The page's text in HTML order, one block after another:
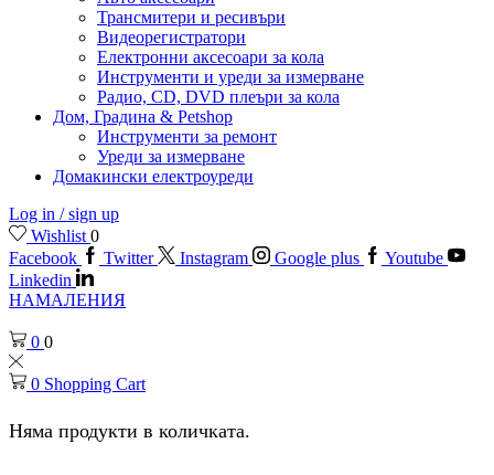
Трансмитери и ресивъри
Видеорегистратори
Електронни аксесоари за кола
Инструменти и уреди за измерване
Радио, CD, DVD плеъри за кола
Дом, Градина & Petshop
Инструменти за ремонт
Уреди за измерване
Домакински електроуреди
Log in / sign up
Wishlist 0
Facebook
Twitter Instagram Google plus
Youtube
Linkedin
НАМАЛЕНИЯ
0 0
0 Shopping Cart
Няма продукти в количката.